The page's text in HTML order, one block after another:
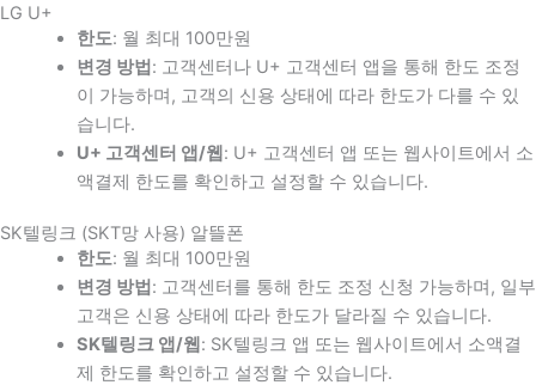
LG U+
한도: 월 최대 100만원
변경 방법 : 고객센터나 U+ 고객센터 앱을 통해 한도 조정
이 가능하며, 고객의 신용 상태에 따라 한도가 다를 수 있
습니다.
U+ 고객센터 앱/웹 : U+ 고객센터 앱 또는 웹사이트에서 소
액결제 한도를 확인하고 설정할 수 있습니다.
SK텔링크 (SKT망 사용) 알뜰폰
한도: 월 최대 100만원
변경 방법 : 고객센터를 통해 한도 조정 신청 가능하며, 일부
고객은 신용 상태에 따라 한도가 달라질 수 있습니다.
SK텔링크 앱/웹 : SK텔링크 앱 또는 웹사이트에서 소액결
제 한도를 확인하고 설정할 수 있습니다.